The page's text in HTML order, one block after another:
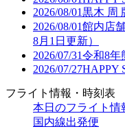
2026/08/01黒木 周
2026/08/01館内店
8月1日更新）
2026/07/31令和8年
2026/07/27HAPPY
フライト情報・時刻表
本日のフライト情
国内線出発便